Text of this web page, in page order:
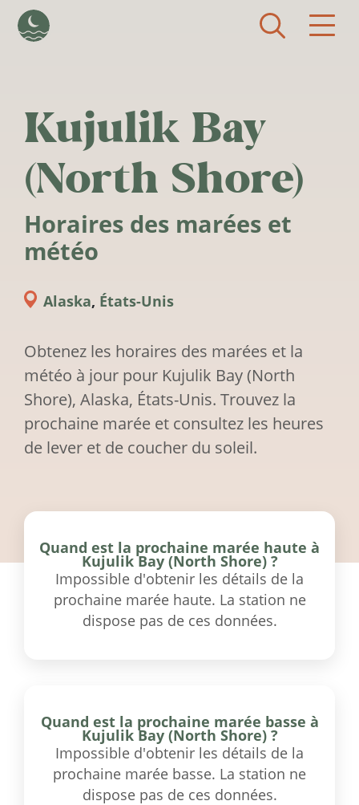
Kujulik Bay
(North Shore)
Horaires des marées et
météo
Alaska, États-Unis
Obtenez les horaires des marées et la
météo à jour pour Kujulik Bay (North
Shore), Alaska, États-Unis. Trouvez la
prochaine marée et consultez les heures
de lever et de coucher du soleil.
Quand est la prochaine marée haute à
Kujulik Bay (North Shore) ?
Impossible d'obtenir les détails de la
prochaine marée haute. La station ne
dispose pas de ces données.
Quand est la prochaine marée basse à
Kujulik Bay (North Shore) ?
Impossible d'obtenir les détails de la
prochaine marée basse. La station ne
dispose pas de ces données.